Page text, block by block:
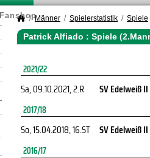
FanshopMänner Spielerstatistik Spiele
Patrick Alfiado : Spiele
2021/22
Sa, 09.10.2021, 2.R SV Edelweiß II
2017/18
So, 15.04.2018, 16.ST SV Edelweiß II
2016/17